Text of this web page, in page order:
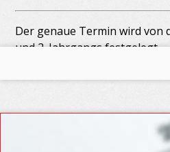
Der genaue Termin wird von
und 2. Jahrgangs festgelegt.